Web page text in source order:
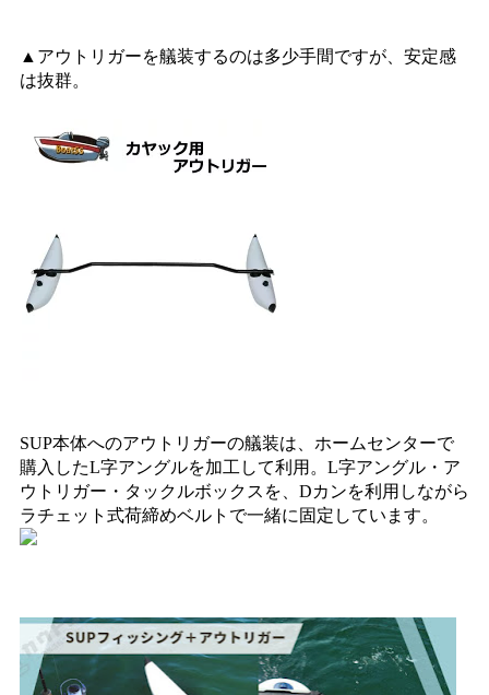
▲アウトリガーを艤装するのは多少手間ですが、安定感
は抜群。
SUP本体へのアウトリガーの艤装は、ホームセンターで
購入したL字アングルを加工して利用。L字アングル・ア
ウトリガー・タックルボックスを、Dカンを利用しながら
ラチェット式荷締めベルトで一緒に固定しています。